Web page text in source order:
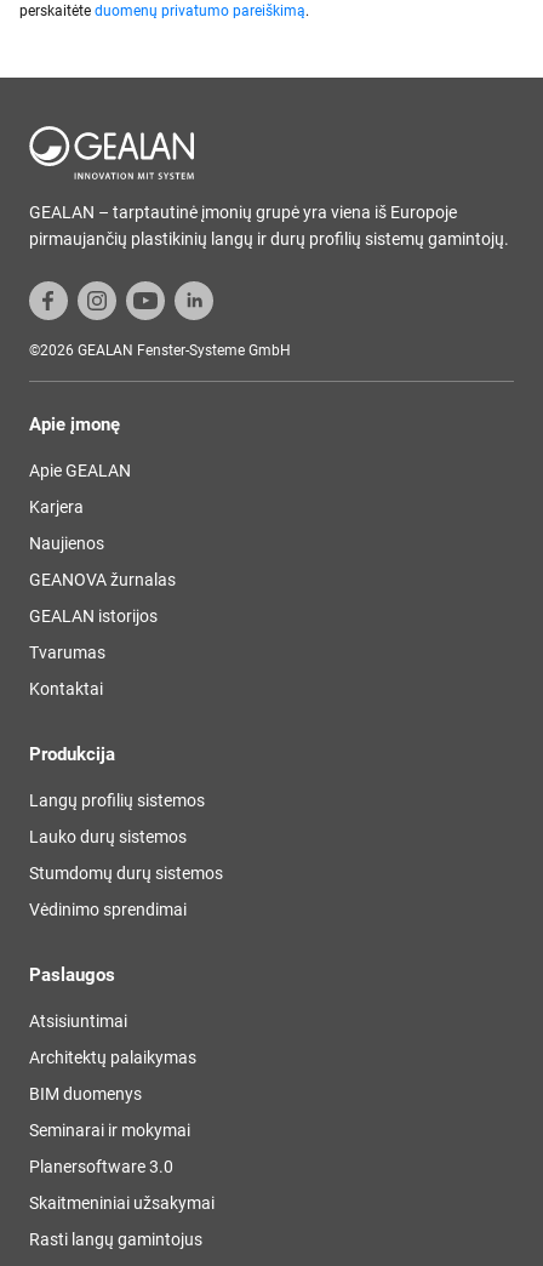
perskaitėte duomenų privatumo pareiškimą.
GEALAN – tarptautinė įmonių grupė yra viena iš Europoje
pirmaujančių plastikinių langų ir durų profilių sistemų gamintojų.
©2026 GEALAN Fenster-Systeme GmbH
Apie įmonę
Apie GEALAN
Karjera
Naujienos
GEANOVA žurnalas
GEALAN istorijos
Tvarumas
Kontaktai
Produkcija
Langų profilių sistemos
Lauko durų sistemos
Stumdomų durų sistemos
Vėdinimo sprendimai
Paslaugos
Atsisiuntimai
Architektų palaikymas
BIM duomenys
Seminarai ir mokymai
Planersoftware 3.0
Skaitmeniniai užsakymai
Rasti langų gamintojus